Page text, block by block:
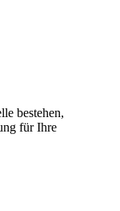
bestehen,
für Ihre